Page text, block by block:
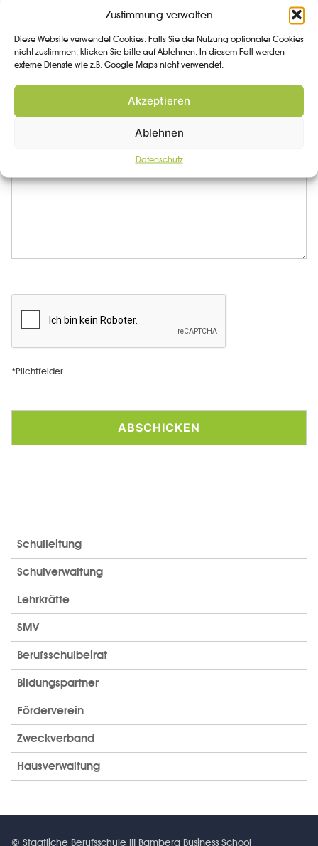
Zustimmung verwalten
Diese Website verwendet Cookies. Falls Sie der Nutzung optionaler Cookies
nicht zustimmen, klicken Sie bitte auf Ablehnen. In diesem Fall werden
externe Dienste wie z.B. Google Maps nicht verwendet.
Akzeptieren
Ablehnen
Datenschutz
Nachricht*
*Plichtfelder
Schulleitung
Schulverwaltung
Lehrkräfte
SMV
Berufsschulbeirat
Bildungspartner
Förderverein
Zweckverband
Hausverwaltung
© Staatliche Berufsschule III Bamberg Business School